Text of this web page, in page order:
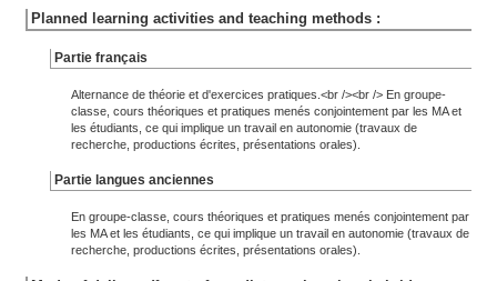
Planned learning activities and teaching methods :
Partie français
Alternance de théorie et d'exercices pratiques.<br /><br /> En groupe-
classe, cours théoriques et pratiques menés conjointement par les MA et
les étudiants, ce qui implique un travail en autonomie (travaux de
recherche, productions écrites, présentations orales).
Partie langues anciennes
En groupe-classe, cours théoriques et pratiques menés conjointement par
les MA et les étudiants, ce qui implique un travail en autonomie (travaux de
recherche, productions écrites, présentations orales).